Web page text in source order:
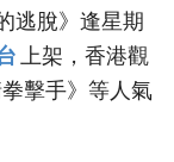
逃脫》逢星期
上架，香港觀
擊手》等人氣